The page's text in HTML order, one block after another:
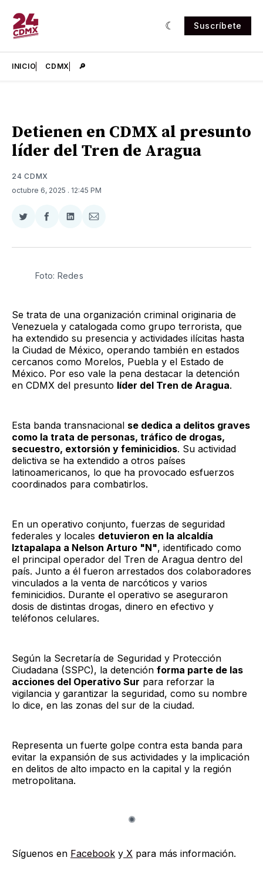
Suscríbete
INICIO CDMX 🔎
Detienen en CDMX al presunto
líder del Tren de Aragua
24 CDMX
octubre 6, 2025 . 12:45 PM
Compartir
Twitter
Compartir
Facebook
Compartir
LinkedIn
Compartir
Email
Foto: Redes
Se trata de una organización criminal originaria de
Venezuela y catalogada como grupo terrorista, que
ha extendido su presencia y actividades ilícitas hasta
la Ciudad de México, operando también en estados
cercanos como Morelos, Puebla y el Estado de
México. Por eso vale la pena destacar la detención
en CDMX del presunto líder del Tren de Aragua.
Esta banda transnacional se dedica a delitos graves
como la trata de personas, tráfico de drogas,
secuestro, extorsión y feminicidios. Su actividad
delictiva se ha extendido a otros países
latinoamericanos, lo que ha provocado esfuerzos
coordinados para combatirlos.
En un operativo conjunto, fuerzas de seguridad
federales y locales detuvieron en la alcaldía
Iztapalapa a Nelson Arturo "N", identificado como
el principal operador del Tren de Aragua dentro del
país. Junto a él fueron arrestados dos colaboradores
vinculados a la venta de narcóticos y varios
feminicidios. Durante el operativo se aseguraron
dosis de distintas drogas, dinero en efectivo y
teléfonos celulares.
Según la Secretaría de Seguridad y Protección
Ciudadana (SSPC), la detención forma parte de las
acciones del Operativo Sur para reforzar la
vigilancia y garantizar la seguridad, como su nombre
lo dice, en las zonas del sur de la ciudad.
Representa un fuerte golpe contra esta banda para
evitar la expansión de sus actividades y la implicación
en delitos de alto impacto en la capital y la región
metropolitana.
Síguenos en Facebook y X para más información.